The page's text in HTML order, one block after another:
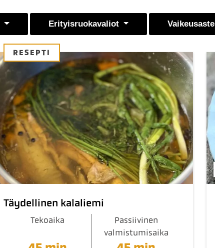
Erityisruokavaliot Vaikeusaste
RESEPTI
Täydellinen kalaliemi
Tekoaika
Passiivinen
valmistumisaika